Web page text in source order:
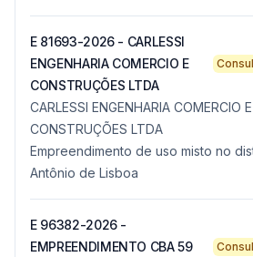
E 81693-2026 - CARLESSI
ENGENHARIA COMERCIO E
CONSTRUÇÕES LTDA
CARLESSI ENGENHARIA COMERCIO E
CONSTRUÇÕES LTDA
Empreendimento de uso misto no
Antônio de Lisboa
E 96382-2026 -
EMPREENDIMENTO CBA 59